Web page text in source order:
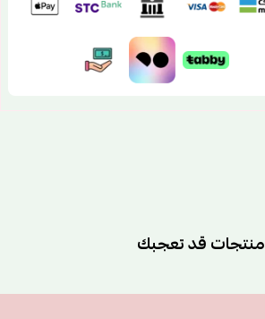
منتجات قد تعجبك